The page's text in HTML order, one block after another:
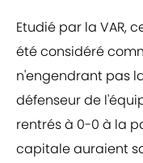
Etudié par la VAR,
été considéré
n'engendrant pas
défenseur de
rentrés à 0-0 à la
capitale auraient